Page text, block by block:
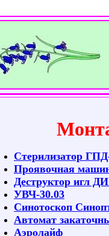
Стерилизатор
Проявочная
Деструктор игл
УВЧ-30.03
Синотоскоп
Автомат
Аэролайф